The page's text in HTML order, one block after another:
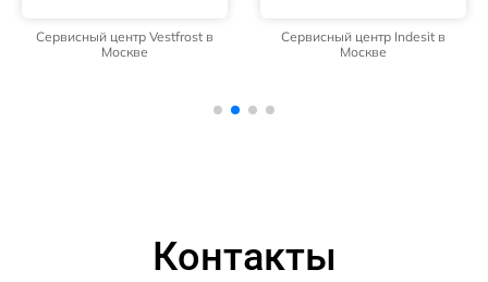
Сервисный центр Vestfrost в
Москве
Сервисный центр Indesit в
Москве
Контакты